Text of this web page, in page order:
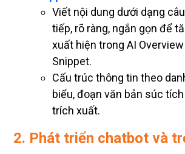
Viết nội dung dưới dạng
tiếp, rõ ràng, ngắn gọn để
xuất hiện trong AI
Snippet.
Cấu trúc thông tin theo
biểu, đoạn văn bản súc
trích xuất.
2. Phát triển chatbot và